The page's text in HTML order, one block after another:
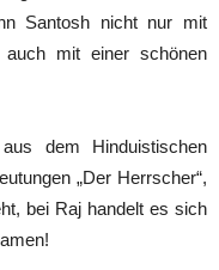
Santosh nicht nur mit
auch mit einer schönen
dem Hinduistischen
„Der Herrscher“,
bei Raj handelt es sich